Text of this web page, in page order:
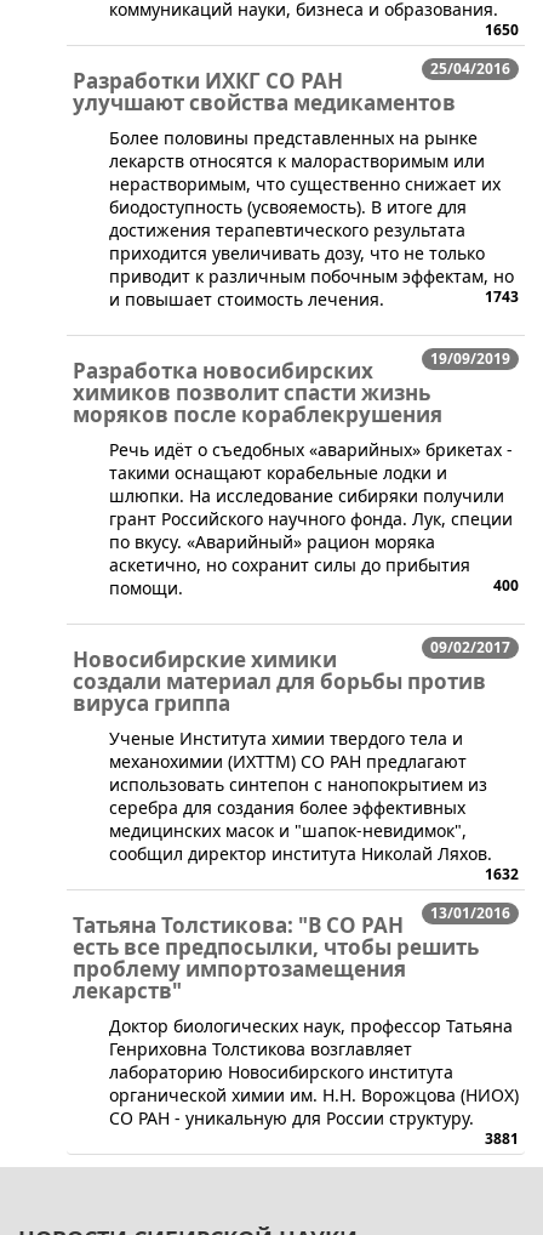
коммуникаций науки, бизнеса и образования.
1650
25/04/2016
Разработки ИХКГ СО РАН
улучшают свойства медикаментов
Более половины представленных на рынке
лекарств относятся к малорастворимым или
нерастворимым, что существенно снижает их
биодоступность (усвояемость). В итоге для
достижения терапевтического результата
приходится увеличивать дозу, что не только
приводит к различным побочным эффектам, но
и повышает стоимость лечения.
1743
19/09/2019
Разработка новосибирских
химиков позволит спасти жизнь
моряков после кораблекрушения
Речь идёт о съедобных «аварийных» брикетах -
такими оснащают корабельные лодки и
шлюпки. На исследование сибиряки получили
грант Российского научного фонда. Лук, специи
по вкусу. «Аварийный» рацион моряка
аскетично, но сохранит силы до прибытия
помощи.
400
09/02/2017
Новосибирские химики
создали материал для борьбы против
вируса гриппа
​Ученые Института химии твердого тела и
механохимии (ИХТТМ) СО РАН предлагают
использовать синтепон с нанопокрытием из
серебра для создания более эффективных
медицинских масок и "шапок-невидимок",
сообщил директор института Николай Ляхов.
1632
13/01/2016
Татьяна Толстикова: "В СО РАН
есть все предпосылки, чтобы решить
проблему импортозамещения
лекарств"
​Доктор биологических наук, профессор Татьяна
Генриховна Толстикова возглавляет
лабораторию Новосибирского института
органической химии им. Н.Н. Ворожцова (НИОХ)
СО РАН - уникальную для России структуру.
3881